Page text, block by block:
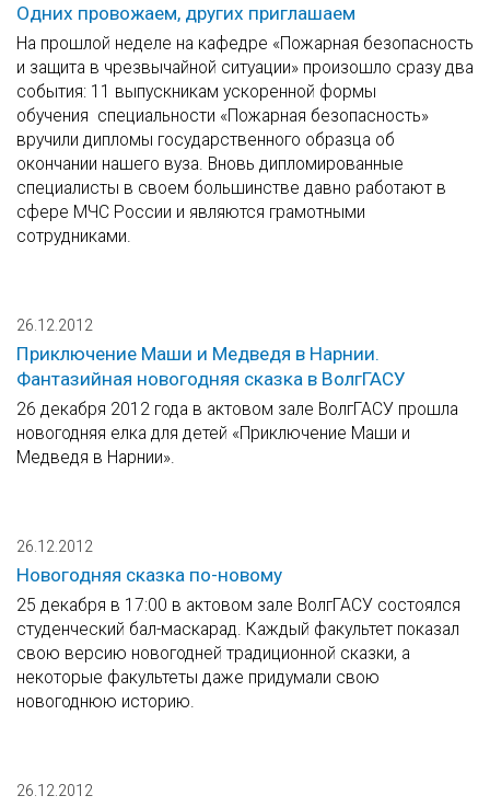
Одних провожаем, других приглашаем
На прошлой неделе на кафедре «Пожарная безопасность
и защита в чрезвычайной ситуации» произошло сразу два
события: 11 выпускникам ускоренной формы
обучения специальности «Пожарная безопасность»
вручили дипломы государственного образца об
окончании нашего вуза. Вновь дипломированные
специалисты в своем большинстве давно работают в
сфере МЧС России и являются грамотными
сотрудниками.
26.12.2012
Приключение Маши и Медведя в Нарнии.
Фантазийная новогодняя сказка в ВолгГАСУ
26 декабря 2012 года в актовом зале ВолгГАСУ прошла
новогодняя елка для детей «Приключение Маши и
Медведя в Нарнии».
26.12.2012
Новогодняя сказка по-новому
25 декабря в 17:00 в актовом зале ВолгГАСУ состоялся
студенческий бал-маскарад. Каждый факультет показал
свою версию новогодней традиционной сказки, а
некоторые факультеты даже придумали свою
новогоднюю историю.
26.12.2012